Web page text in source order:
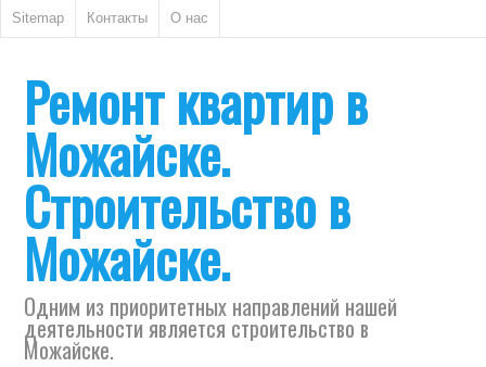
Sitemap Контакты О нас
Ремонт квартир в
Можайске.
Строительство в
Можайске.
Одним из приоритетных направлений нашей
деятельности является строительство в
Можайске.